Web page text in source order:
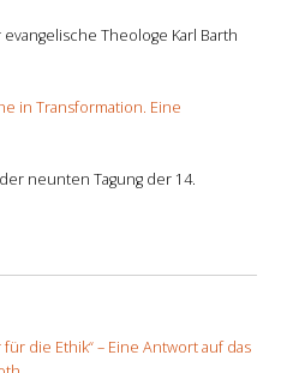
Theologe Karl Barth
in Transformation. Eine
neunten Tagung der 14.
die Ethik“ – Eine Antwort auf das